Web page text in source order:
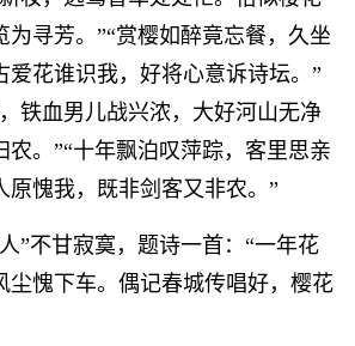
为寻芳。”“赏樱如醉竟忘餐，久坐
爱花谁识我，好将心意诉诗坛。”
铁血男儿战兴浓，大好河山无净
农。”“十年飘泊叹萍踪，客里思亲
原愧我，既非剑客又非农。”
”不甘寂寞，题诗一首：“一年花
尘愧下车。偶记春城传唱好，樱花